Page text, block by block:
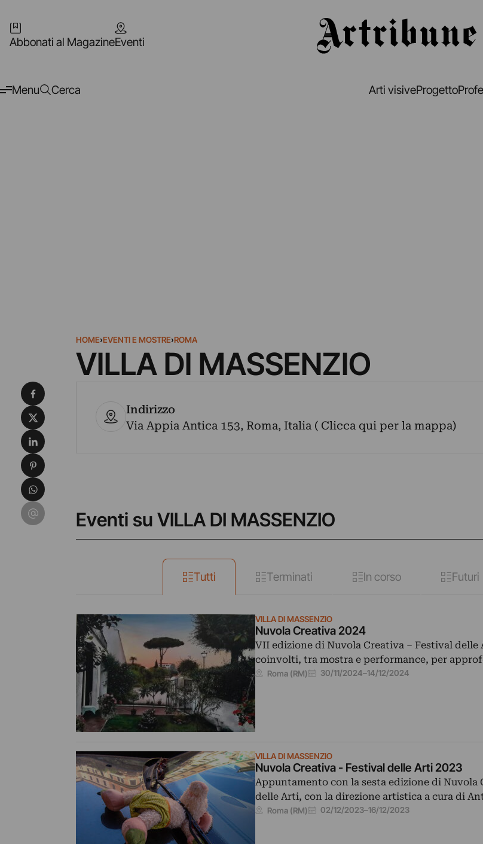
Abbonati al MagazineEventi
Menu Cerca Arti visiveProgetto
HOME›EVENTI E MOSTRE›ROMA
VILLA DI MASSENZIO
Indirizzo
Via Appia Antica 153, Roma, Italia ( Clicca qui per la mappa)
Eventi su VILLA DI MASSENZIO
Tutti Terminati In corso Futuri
VILLA DI MASSENZIO
Nuvola Creativa 2024
VII edizione di Nuvola Creativa – Festival
coinvolti, tra mostra e performance, per
Roma (RM) 30/11/2024–14/12/2024
VILLA DI MASSENZIO
Nuvola Creativa - Festival delle Arti 2023
Appuntamento con la sesta edizione di Nuvola
delle Arti, con la direzione artistica a cura di
Roma (RM) 02/12/2023–16/12/2023
Condividi su Facebook
Condividi su X
Condividi su LinkedIn
Condividi su Pinterest
Condividi su WhatsApp
Condividi su Email